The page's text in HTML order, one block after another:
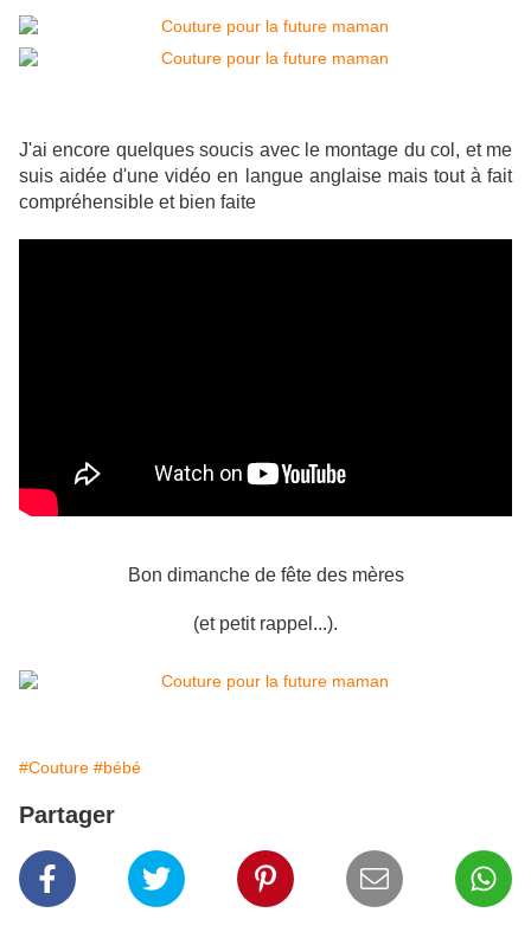
J'ai encore quelques soucis avec le montage du col, et me
suis aidée d'une vidéo en langue anglaise mais tout à fait
compréhensible et bien faite
Bon dimanche de fête des mères
(et petit rappel...).
#Couture #bébé
Partager